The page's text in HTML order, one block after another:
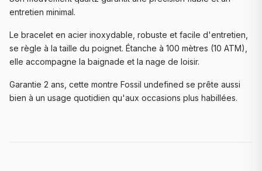
entretien minimal.
Le bracelet en acier inoxydable, robuste et facile d'entretien,
se règle à la taille du poignet. Étanche à 100 mètres (10 ATM),
elle accompagne la baignade et la nage de loisir.
Garantie 2 ans, cette montre Fossil undefined se prête aussi
bien à un usage quotidien qu'aux occasions plus habillées.